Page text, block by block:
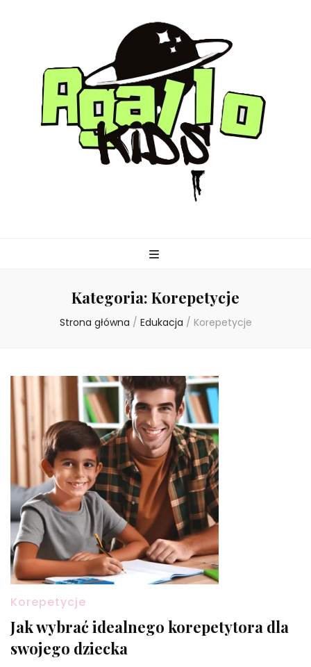
Kategoria: Korepetycje
Strona główna / Edukacja / Korepetycje
Korepetycje
Jak wybrać idealnego korepetytora dla
swojego dziecka